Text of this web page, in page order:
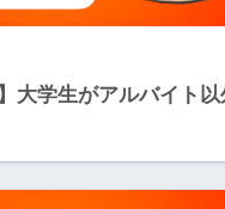
大学生がアルバイト